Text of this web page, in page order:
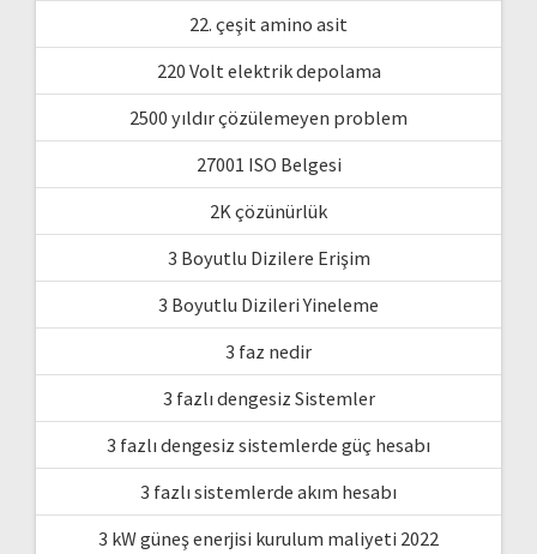
22. çeşit amino asit
220 Volt elektrik depolama
2500 yıldır çözülemeyen problem
27001 ISO Belgesi
2K çözünürlük
3 Boyutlu Dizilere Erişim
3 Boyutlu Dizileri Yineleme
3 faz nedir
3 fazlı dengesiz Sistemler
3 fazlı dengesiz sistemlerde güç hesabı
3 fazlı sistemlerde akım hesabı
3 kW güneş enerjisi kurulum maliyeti 2022